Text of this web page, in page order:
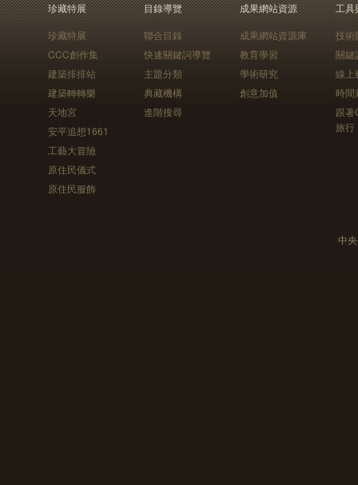
珍藏特展
珍藏特展
CCC創作集
建築排排站
建築轉轉樂
天地宮
安平追想1661
工藝大冒險
原住民儀式
原住民服飾
目錄導覽
聯合目錄
快速關鍵詞導覽
主題分類
典藏機構
進階搜尋
成果網站資源
成果網站資源庫
教育學習
學術研究
創意加值
工具
技術
關鍵
線上
時間
跟
旅行
中